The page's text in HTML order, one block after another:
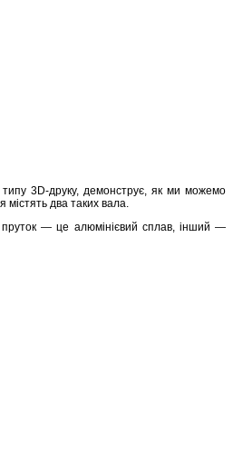
типу 3D-друку, демонструє, як ми можемо
містять два таких вала.
пруток — це алюмінієвий сплав, інший —